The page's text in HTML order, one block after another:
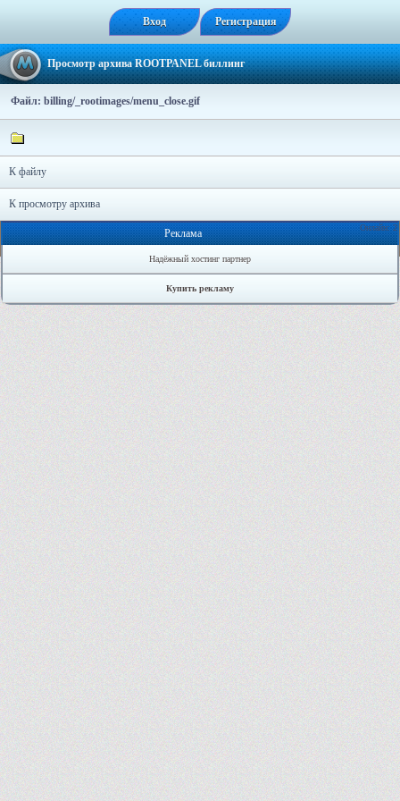
Вход Регистрация
Просмотр архива ROOTPANEL биллинг
Файл: billing/_rootimages/menu_close.gif
К файлу
К просмотру архива
Онлайн: 2
Реклама
Надёжный хостинг партнер
Купить рекламу